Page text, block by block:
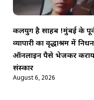
कलयुग है साहब !मुंबई के
व्यापारी का वृद्धाश्रम में
ऑनलाइन पैसे भेजकर
संस्कार
August 6, 2026